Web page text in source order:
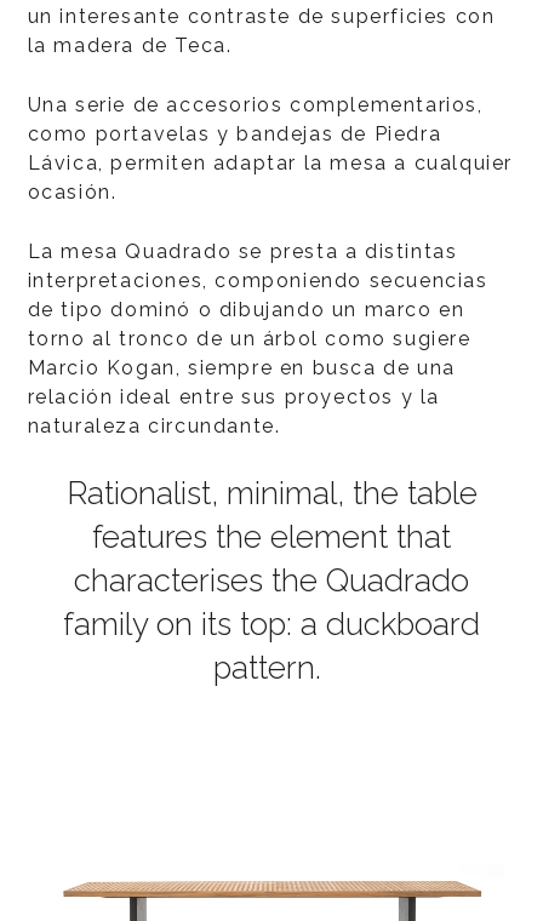
un interesante contraste de superficies con
la madera de Teca.
Una serie de accesorios complementarios,
como portavelas y bandejas de Piedra
Lávica, permiten adaptar la mesa a cualquier
ocasión.
La mesa Quadrado se presta a distintas
interpretaciones, componiendo secuencias
de tipo dominó o dibujando un marco en
torno al tronco de un árbol como sugiere
Marcio Kogan, siempre en busca de una
relación ideal entre sus proyectos y la
naturaleza circundante.
Rationalist, minimal, the table
features the element that
characterises the Quadrado
family on its top: a duckboard
pattern.